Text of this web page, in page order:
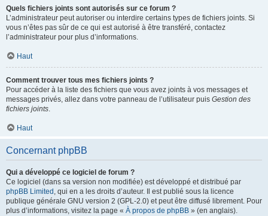
Quels fichiers joints sont autorisés sur ce forum ?
L’administrateur peut autoriser ou interdire certains types de fichiers joints. Si
vous n’êtes pas sûr de ce qui est autorisé à être transféré, contactez
l’administrateur pour plus d’informations.
Haut
Comment trouver tous mes fichiers joints ?
Pour accéder à la liste des fichiers que vous avez joints à vos messages et
messages privés, allez dans votre panneau de l’utilisateur puis Gestion des
fichiers joints.
Haut
Concernant phpBB
Qui a développé ce logiciel de forum ?
Ce logiciel (dans sa version non modifiée) est développé et distribué par
phpBB Limited , qui en a les droits d’auteur. Il est publié sous la licence
publique générale GNU version 2 (GPL-2.0) et peut être diffusé librement. Pour
plus d’informations, visitez la page « À propos de phpBB » (en anglais).